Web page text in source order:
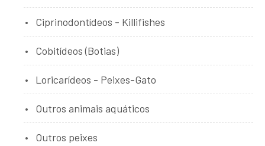
Ciprinodontídeos - Killifishes
Cobitídeos (Botias)
Loricarídeos - Peixes-Gato
Outros animais aquáticos
Outros peixes